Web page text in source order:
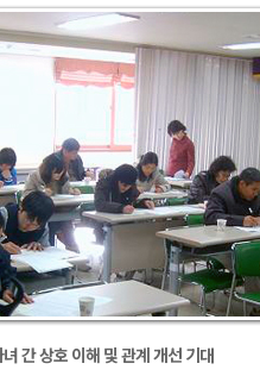
간 상호 이해 및 관계 개선 기대